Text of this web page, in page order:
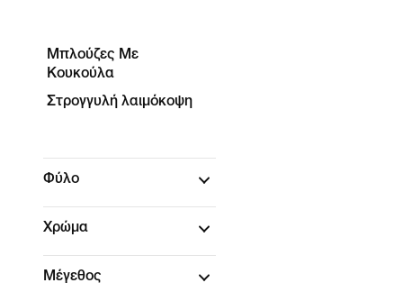
Μπλούζες Με
Κουκούλα
Στρογγυλή λαιμόκοψη
Φύλο
Χρώμα
Μέγεθος